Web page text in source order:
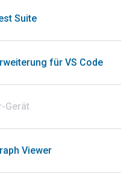
Suite
für VS Code
Gerät
Viewer